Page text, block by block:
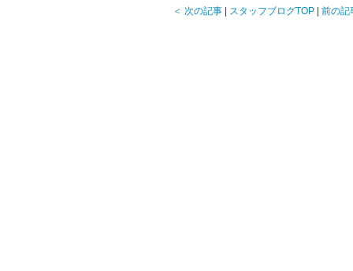
＜ 次の記事 スタッフブログTOP 前の記